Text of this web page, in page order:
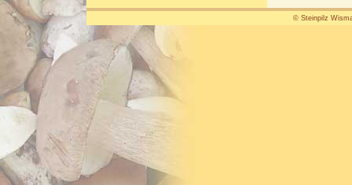
© Steinpilz